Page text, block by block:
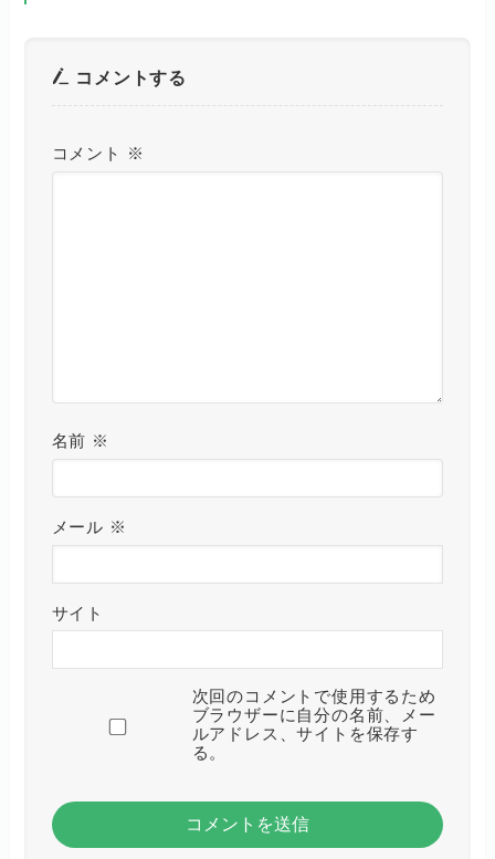
コメントする
コメント ※
名前 ※
メール ※
サイト
次回のコメントで使用するため
ブラウザーに自分の名前、メー
ルアドレス、サイトを保存す
る。